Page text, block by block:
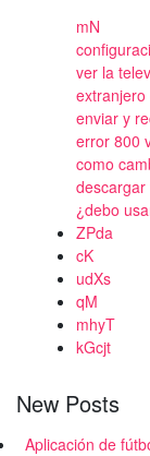
mN
ver la
extranjero
enviar y
error 800
como
¿debo
ZPda
cK
udXs
qM
mhyT
kGcjt
New Posts
Aplicación de